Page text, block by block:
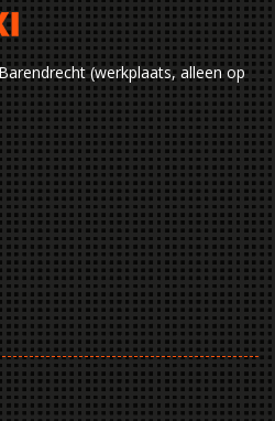
(werkplaats, alleen op